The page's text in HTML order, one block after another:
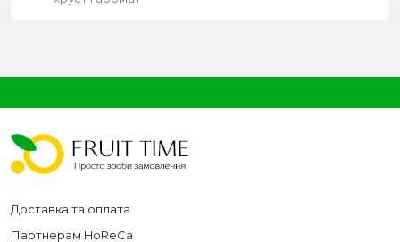
Доставка та оплата
Партнерам HoReCa